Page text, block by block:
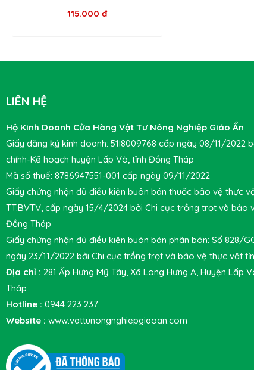
115.000 đ
LIÊN HỆ
Hộ Kinh Doanh Cửa Hàng Vật Tư Nông Nghiệp Giáo Ẩn
Giấy đăng ký kinh doanh: 51I8009768 cấp ngày 08/11/2022
chính-Kế hoạch huyện Lấp Vò, tỉnh Đồng Tháp
Mã số thuế: 8786947551-001 cấp ngày 09/11/2022
Giấy chứng nhận đủ điều kiện buôn bán thuốc bảo vệ thực
TT.BVTV, cấp ngày 15/4/2024 bởi Chi cục trồng trọt và bảo
Đồng Tháp
Giấy chứng nhận đủ điều kiện buôn bán phân bón: Số 828/
ngày 23/11/2022 bởi Chi cục trồng trọt và bảo vệ thực vật
Địa chỉ : 281 Ấp Hưng Mỹ Tây, Xã Long Hưng A, Huyện Lấp
Tháp
Hotline : 0944 223 237
Website : www.vattunongnghiepgiaoan.com